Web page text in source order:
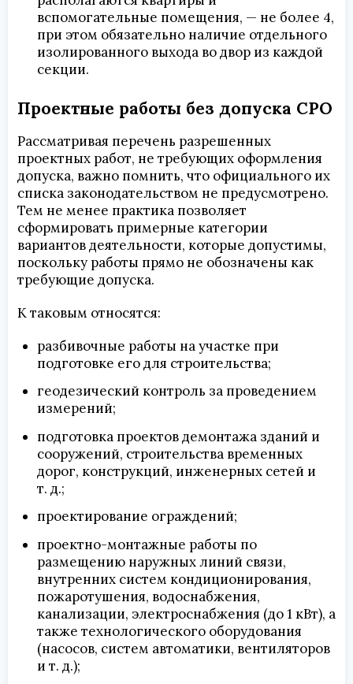
вспомогательные помещения, — не более 4,
при этом обязательно наличие отдельного
изолированного выхода во двор из каждой
секции.
Проектные работы без допуска СРО
Рассматривая перечень разрешенных
проектных работ, не требующих оформления
допуска, важно помнить, что официального их
списка законодательством не предусмотрено.
Тем не менее практика позволяет
сформировать примерные категории
вариантов деятельности, которые допустимы,
поскольку работы прямо не обозначены как
требующие допуска.
К таковым относятся:
разбивочные работы на участке при
подготовке его для строительства;
геодезический контроль за проведением
измерений;
подготовка проектов демонтажа зданий и
сооружений, строительства временных
дорог, конструкций, инженерных сетей и
т. д.;
проектирование ограждений;
проектно-монтажные работы по
размещению наружных линий связи,
внутренних систем кондиционирования,
пожаротушения, водоснабжения,
канализации, электроснабжения (до 1 кВт), а
также технологического оборудования
(насосов, систем автоматики, вентиляторов
и т. д.);